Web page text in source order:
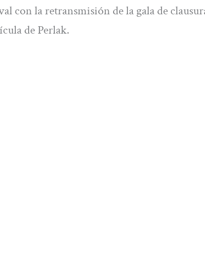
con la retransmisión de la gala de
de Perlak.